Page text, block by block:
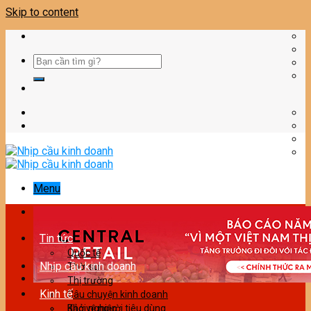
Skip to content
Menu
Tin tức
Quốc tế
Thời sự
Nhịp cầu kinh doanh
Thị trường
Câu chuyện kinh doanh
Bảo vệ người tiêu dùng
Kinh tế
Khởi nghiệp